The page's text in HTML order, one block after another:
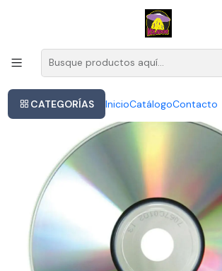
CATEGORÍAS InicioCatálogoContacto
Este es el texto del slide
- The Overview - Cd Versión Estándar 2025 En
Producido Por Fiction